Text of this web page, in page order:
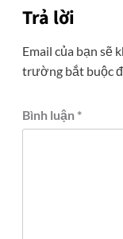
Trả lời
Email của bạn sẽ
trường bắt buộc
Bình luận *